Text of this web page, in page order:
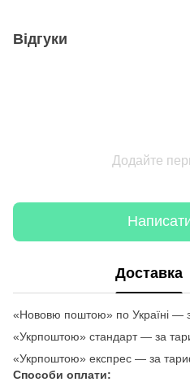
Відгуки
Додайте
Доставка
«Нововю поштою» по Україні —
«Укрпоштою» стандарт — за
«Укрпоштою» експрес — за
Способи оплати: